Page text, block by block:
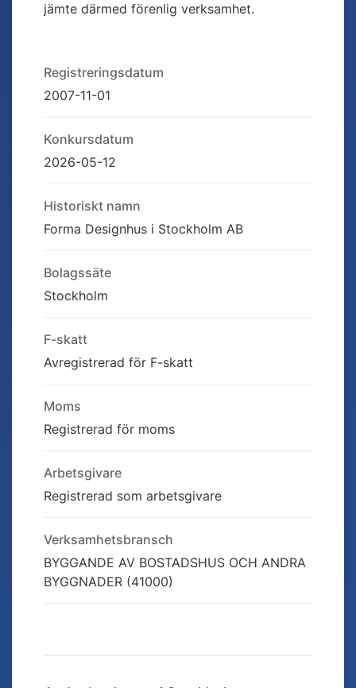
jämte därmed förenlig verksamhet.
Registreringsdatum
2007-11-01
Konkursdatum
2026-05-12
Historiskt namn
Forma Designhus i Stockholm AB
Bolagssäte
Stockholm
F-skatt
Avregistrerad för F-skatt
Moms
Registrerad för moms
Arbetsgivare
Registrerad som arbetsgivare
Verksamhetsbransch
BYGGANDE AV BOSTADSHUS OCH ANDRA
BYGGNADER (41000)